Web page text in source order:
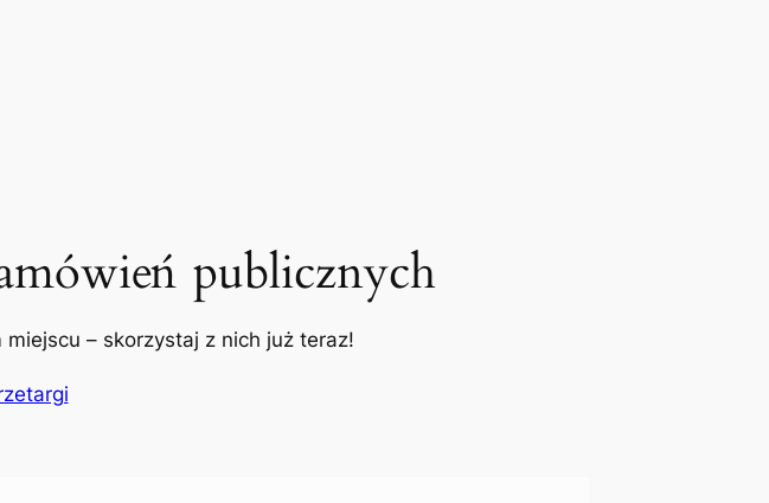
publicznych
– skorzystaj z nich już teraz!